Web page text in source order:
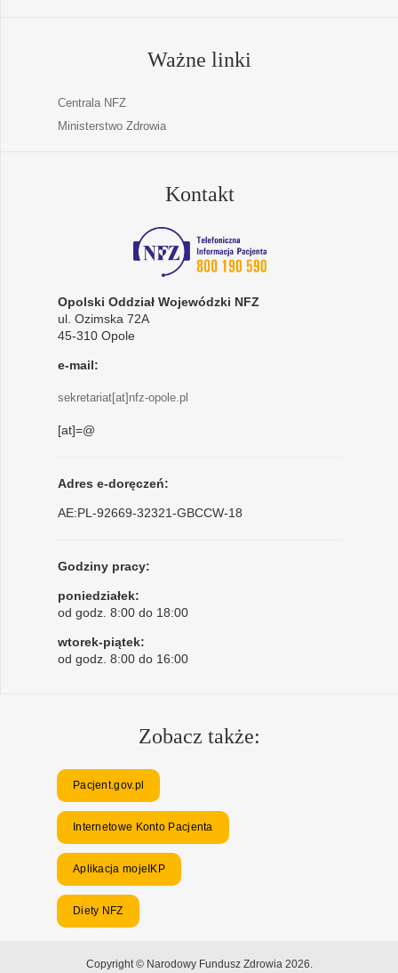
Ważne linki
Centrala NFZ
Ministerstwo Zdrowia
Kontakt
Opolski Oddział Wojewódzki NFZ
ul. Ozimska 72A
45-310 Opole
e-mail:
sekretariat[at]nfz-opole.pl
[at]=@
Adres e-doręczeń:
AE:PL-92669-32321-GBCCW-18
Godziny pracy:
poniedziałek:
od godz. 8:00 do 18:00
wtorek-piątek:
od godz. 8:00 do 16:00
Zobacz także:
Pacjent.gov.pl
Internetowe Konto Pacjenta
Aplikacja mojeIKP
Diety NFZ
Copyright © Narodowy Fundusz Zdrowia 2026.